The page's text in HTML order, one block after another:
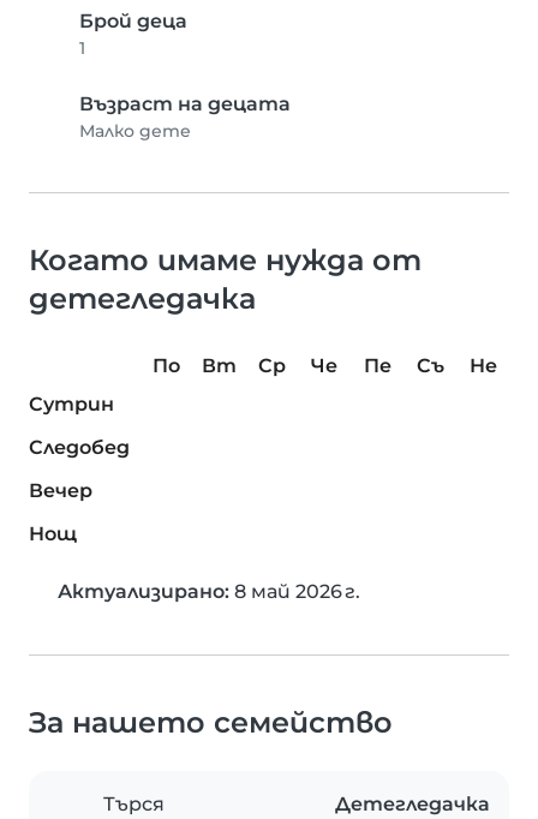
Брой деца
1
Възраст на децата
Малко дете
Когато имаме нужда от
детегледачка
По Вт Ср Че Пе Съ
Не
Сутрин
Следобед
Вечер
Нощ
Актуализирано: 8 май 2026 г.
За нашето семейство
Търся Детегледачка